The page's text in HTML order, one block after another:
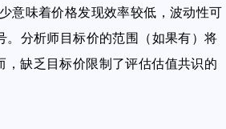
意味着价格发现效率较低，波动性可
分析师目标价的范围（如果有）将
缺乏目标价限制了评估估值共识的